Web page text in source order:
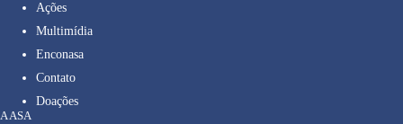
Ações
Multimídia
Enconasa
Contato
Doações
A ASA